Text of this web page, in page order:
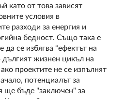
като от това зависят
условия в
разходи за енергия и
бедност. Също така е
се избягва “ефектът на
дългият жизнен цикъл на
проектите не се изпълнят
потенциалът за
ще бъде "заключен" за